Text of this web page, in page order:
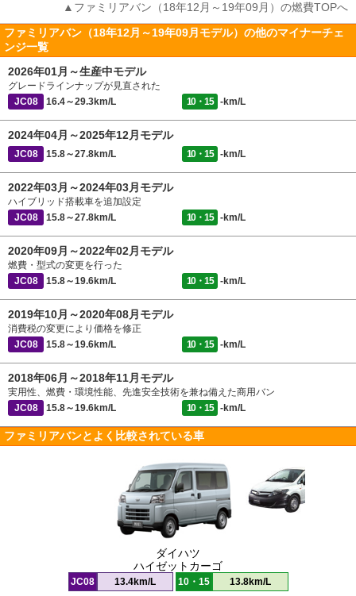
▲ファミリアバン（18年12月～19年09月）の燃費TOPへ
ファミリアバン（18年12月～19年09月モデル）の他のマイナーチェ
ンジ一覧
2026年01月～生産中モデル
グレードラインナップが見直された
JC08
16.4～29.3km/L 10・15 -km/L
2024年04月～2025年12月モデル
JC08 15.8～27.8km/L 10・15 -km/L
2022年03月～2024年03月モデル
ハイブリッド搭載車を追加設定
JC08
15.8～27.8km/L 10・15 -km/L
2020年09月～2022年02月モデル
燃費・型式の変更を行った
JC08
15.8～19.6km/L 10・15 -km/L
2019年10月～2020年08月モデル
消費税の変更により価格を修正
JC08
15.8～19.6km/L 10・15 -km/L
2018年06月～2018年11月モデル
実用性、燃費・環境性能、先進安全技術を兼ね備えた商用バン
JC08
15.8～19.6km/L 10・15 -km/L
ファミリアバンとよく比較されている車
ダイハツ
ハイゼットカーゴ
JC08 13.4km/L 10・15 13.8km/L